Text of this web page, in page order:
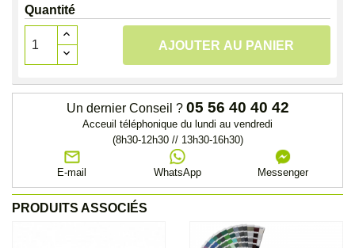
Quantité
AJOUTER AU PANIER
Un dernier Conseil ? 05 56 40 40 42
Acceuil téléphonique du lundi au vendredi
(8h30-12h30 // 13h30-16h30)
E-mail WhatsApp Messenger
PRODUITS ASSOCIÉS